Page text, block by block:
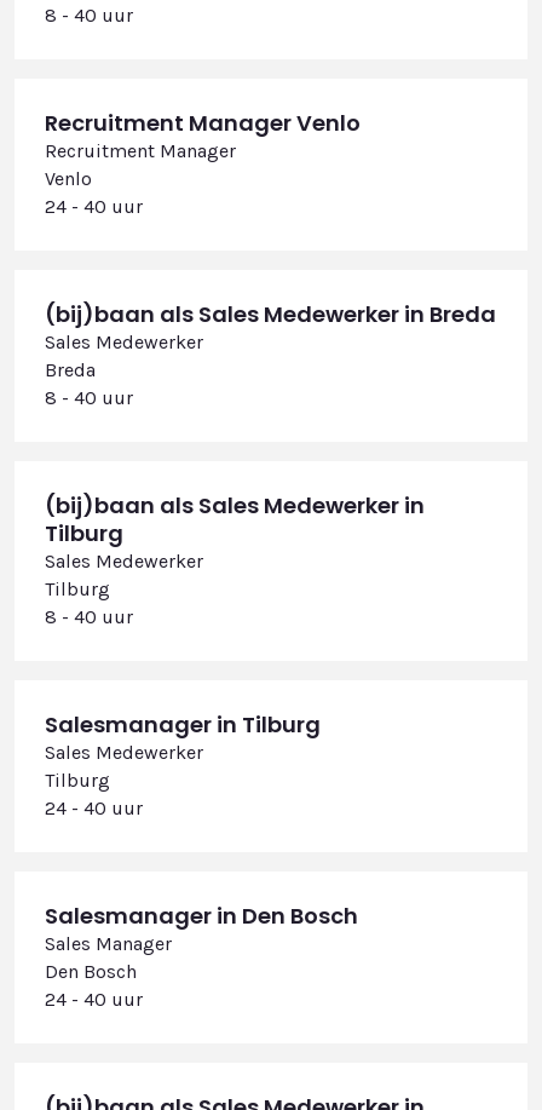
8 - 40 uur
Recruitment Manager Venlo
Recruitment Manager
Venlo
24 - 40 uur
(bij)baan als Sales Medewerker in Breda
Sales Medewerker
Breda
8 - 40 uur
(bij)baan als Sales Medewerker in
Tilburg
Sales Medewerker
Tilburg
8 - 40 uur
Salesmanager in Tilburg
Sales Medewerker
Tilburg
24 - 40 uur
Salesmanager in Den Bosch
Sales Manager
Den Bosch
24 - 40 uur